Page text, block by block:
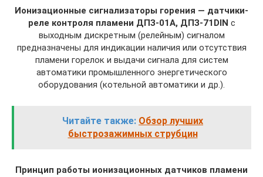
Ионизационные сигнализаторы горения — датчики-
реле контроля пламени ДПЗ-01А, ДПЗ-71DIN с
выходным дискретным (релейным) сигналом
предназначены для индикации наличия или отсутствия
пламени горелок и выдачи сигнала для систем
автоматики промышленного энергетического
оборудования (котельной автоматики и др.).
Читайте также: Обзор лучших
быстрозажимных струбцин
Принцип работы ионизационных датчиков пламени